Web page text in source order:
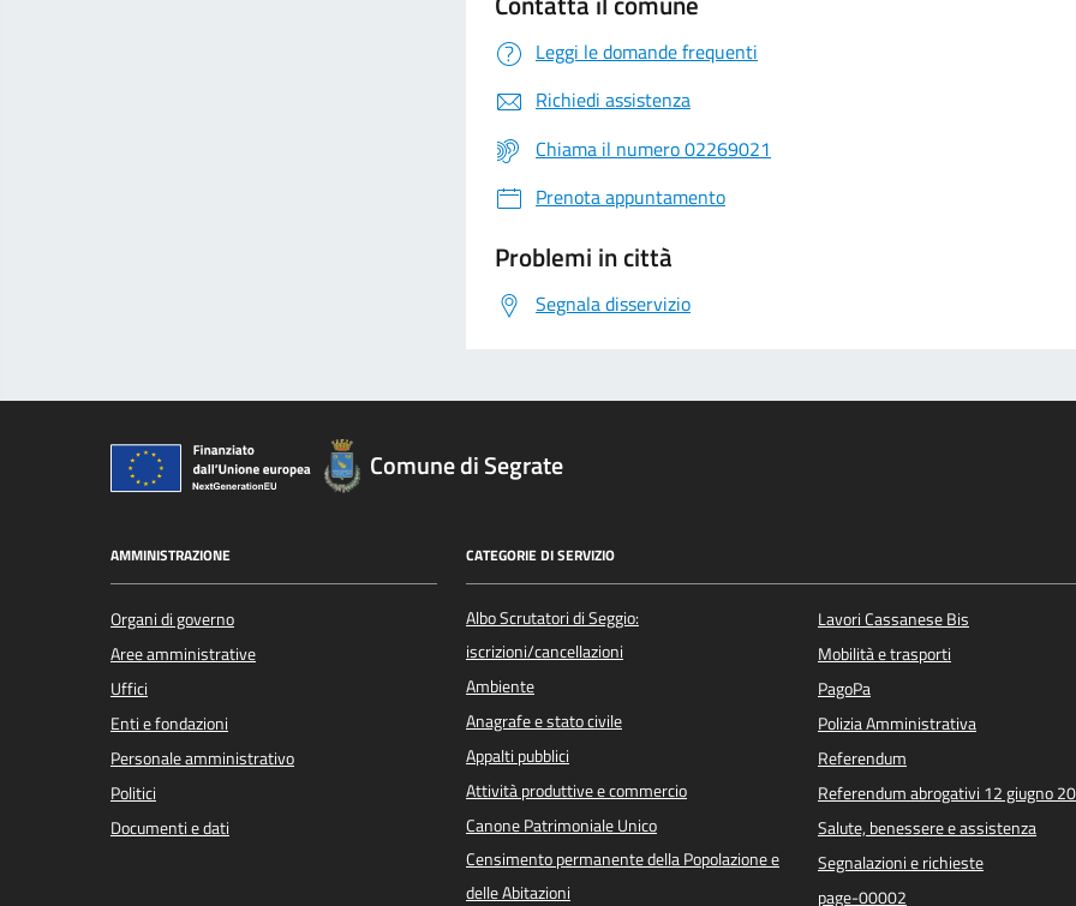
Leggi le domande frequenti
Richiedi assistenza
Chiama il numero 02269021
Prenota appuntamento
Problemi in città
Segnala disservizio
Comune di Segrate
AMMINISTRAZIONE
Organi di governo
Aree amministrative
Uffici
Enti e fondazioni
Personale amministrativo
Politici
Documenti e dati
CATEGORIE DI SERVIZIO
Albo Scrutatori di Seggio:
iscrizioni/cancellazioni
Ambiente
Anagrafe e stato civile
Appalti pubblici
Attività produttive e commercio
Canone Patrimoniale Unico
Censimento permanente della Popolazione e
delle Abitazioni
Lavori Cassanese Bis
Mobilità e trasporti
PagoPa
Polizia Amministrativa
Referendum
Referendum abrogativi 12 giugno
Salute, benessere e assistenza
Segnalazioni e richieste
page-00002